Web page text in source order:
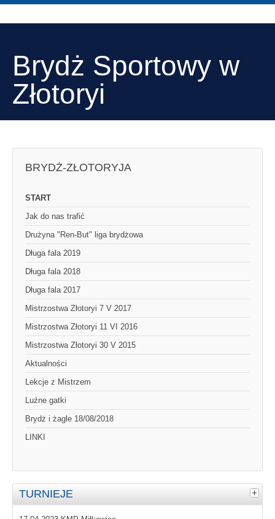
Brydż Sportowy w
Złotoryi
BRYDŻ-ZŁOTORYJA
START
Jak do nas trafić
Drużyna "Ren-But" liga brydżowa
Długa fala 2019
Długa fala 2018
Długa fala 2017
Mistrzostwa Złotoryi 7 V 2017
Mistrzostwa Złotoryi 11 VI 2016
Mistrzostwa Złotoryi 30 V 2015
Aktualności
Lekcje z Mistrzem
Luźne gatki
Brydż i żagle 18/08/2018
LINKI
TURNIEJE